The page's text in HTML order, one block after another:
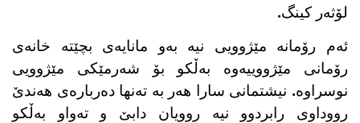
لۆثەر کینگ.
ئەم رۆمانە مێژوویی نیە بەو مانایەی بچێتە خانەی
رۆمانی مێژووییەوە بەڵکو بۆ شەرمێکی مێژوویی
نوسراوە. نیشتمانی سارا هەر بە تەنها دەربارەی هەندێ
رووداوی رابردوو نیە روویان دابێ و تەواو بەڵکو